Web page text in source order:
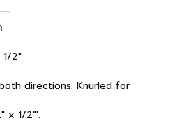
1/2"
directions. Knurled for
x 1/2"'.